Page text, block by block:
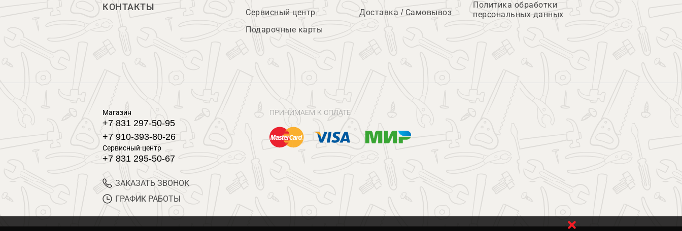
КОНТАКТЫ
Сервисный центр
Подарочные карты
Доставка / Самовывоз
Политика обработки
персональных данных
Магазин
+7 831 297-50-95
+7 910-393-80-26
Сервисный центр
+7 831 295-50-67
ЗАКАЗАТЬ ЗВОНОК
ГРАФИК РАБОТЫ
ПРИНИМАЕМ К ОПЛАТЕ